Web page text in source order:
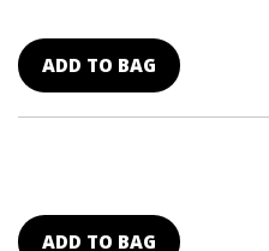
ADD TO BAG
ADD TO BAG